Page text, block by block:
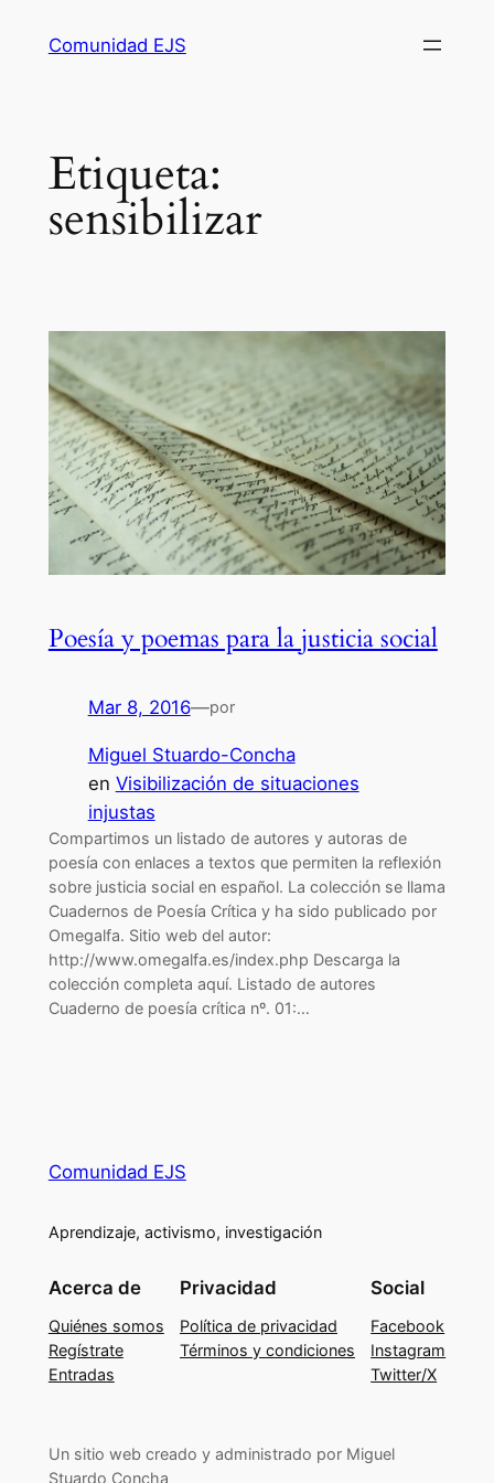
Comunidad EJS
Etiqueta:
sensibilizar
Poesía y poemas para la justicia social
Mar 8, 2016—por
Miguel Stuardo-Concha
en Visibilización de situaciones
injustas
Compartimos un listado de autores y autoras de
poesía con enlaces a textos que permiten la reflexión
sobre justicia social en español. La colección se llama
Cuadernos de Poesía Crítica y ha sido publicado por
Omegalfa. Sitio web del autor:
http://www.omegalfa.es/index.php Descarga la
colección completa aquí. Listado de autores
Cuaderno de poesía crítica nº. 01:…
Comunidad EJS
Aprendizaje, activismo, investigación
Acerca de
Quiénes somos
Regístrate
Entradas
Privacidad
Política de privacidad
Términos y condiciones
Social
Facebook
Instagram
Twitter/X
Un sitio web creado y administrado por Miguel
Stuardo Concha